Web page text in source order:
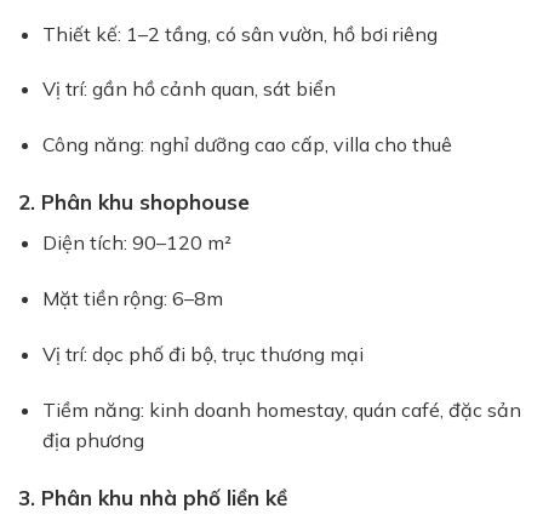
Thiết kế: 1–2 tầng, có sân vườn, hồ bơi riêng
Vị trí: gần hồ cảnh quan, sát biển
Công năng: nghỉ dưỡng cao cấp, villa cho thuê
2. Phân khu shophouse
Diện tích: 90–120 m²
Mặt tiền rộng: 6–8m
Vị trí: dọc phố đi bộ, trục thương mại
Tiềm năng: kinh doanh homestay, quán café, đặc sản
địa phương
3. Phân khu nhà phố liền kề